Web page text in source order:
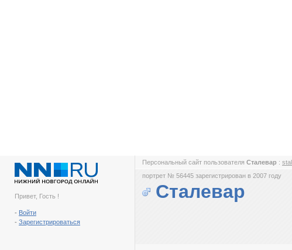
Привет, Гость !
- Войти
- Зарегистрироваться
Персональный сайт пользователя Сталевар :
портрет № 56445 зарегистрирован в 2007 году
Сталевар